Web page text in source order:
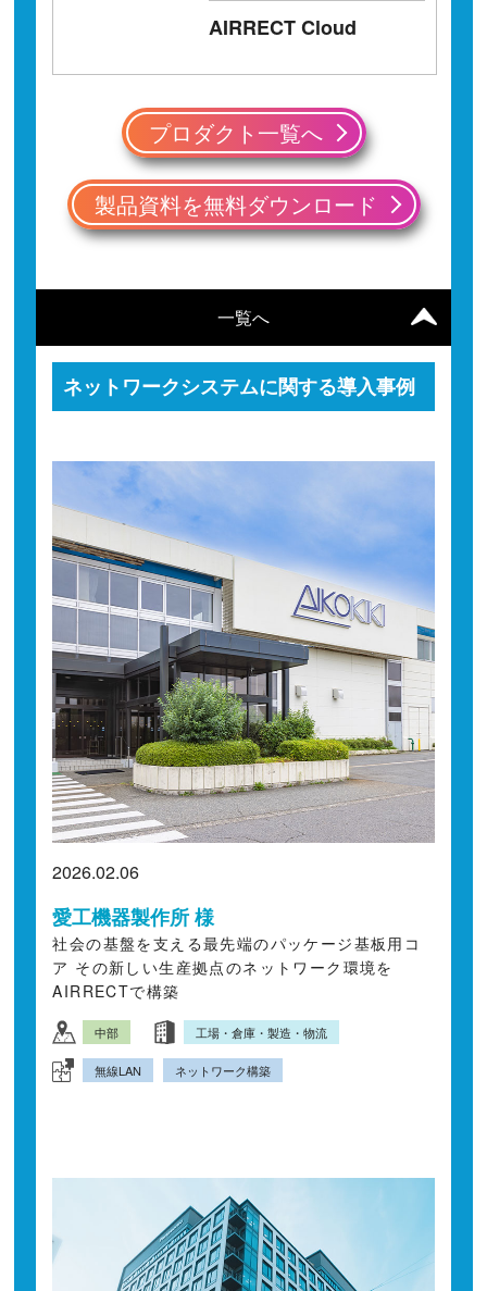
一覧へ
AIRRECT Cloud
プロダクト一覧へ
製品資料を無料ダウンロード
ネットワークシステムに関する導入事例
2026.02.06
愛工機器製作所 様
社会の基盤を支える最先端のパッケージ基板用コ
ア その新しい生産拠点のネットワーク環境を
AIRRECTで構築
中部 工場・倉庫・製造・物流
無線LAN ネットワーク構築